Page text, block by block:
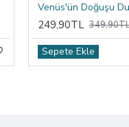
Venüs'ün Doğuşu
249,90TL
Sepete Ekle